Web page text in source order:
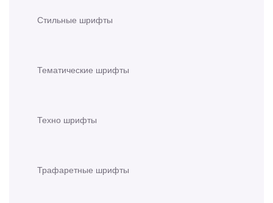
Стильные шрифты
Тематические шрифты
Техно шрифты
Трафаретные шрифты